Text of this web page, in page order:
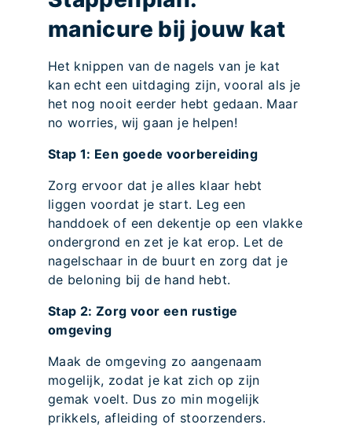
manicure bij jouw kat
Het knippen van de nagels van je kat
kan echt een uitdaging zijn, vooral als je
het nog nooit eerder hebt gedaan. Maar
no worries, wij gaan je helpen!
Stap 1: Een goede voorbereiding
Zorg ervoor dat je alles klaar hebt
liggen voordat je start. Leg een
handdoek of een dekentje op een vlakke
ondergrond en zet je kat erop. Let de
nagelschaar in de buurt en zorg dat je
de beloning bij de hand hebt.
Stap 2: Zorg voor een rustige
omgeving
Maak de omgeving zo aangenaam
mogelijk, zodat je kat zich op zijn
gemak voelt. Dus zo min mogelijk
prikkels, afleiding of stoorzenders.